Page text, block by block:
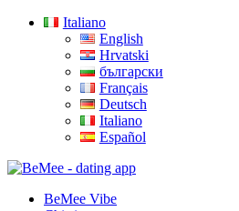
Italiano
English
Hrvatski
български
Français
Deutsch
Italiano
Español
BeMee Vibe